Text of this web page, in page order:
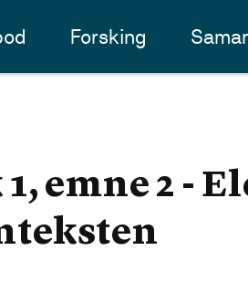
Forsking
emne 2 -